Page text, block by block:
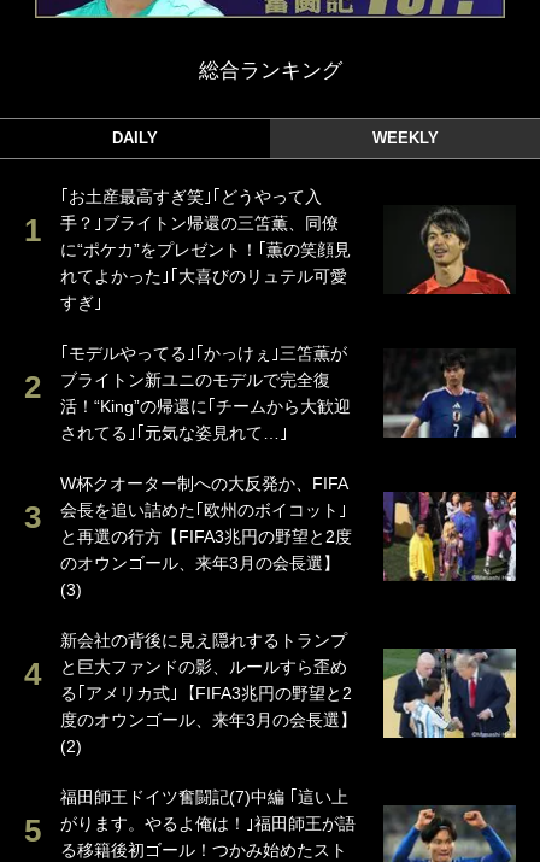
総合ランキング
DAILY WEEKLY
｢お土産最高すぎ笑｣｢どうやって入
手？｣ブライトン帰還の三笘薫、同僚
に“ポケカ”をプレゼント！｢薫の笑顔見
れてよかった｣｢大喜びのリュテル可愛
すぎ｣
｢モデルやってる｣｢かっけぇ｣三笘薫が
ブライトン新ユニのモデルで完全復
活！“King”の帰還に｢チームから大歓迎
されてる｣｢元気な姿見れて…｣
W杯クオーター制への大反発か、FIFA
会長を追い詰めた｢欧州のボイコット｣
と再選の行方【FIFA3兆円の野望と2度
のオウンゴール、来年3月の会長選】
(3)
新会社の背後に見え隠れするトランプ
と巨大ファンドの影、ルールすら歪め
る｢アメリカ式｣【FIFA3兆円の野望と2
度のオウンゴール、来年3月の会長選】
(2)
福田師王ドイツ奮闘記(7)中編 ｢這い上
がります。やるよ俺は！｣福田師王が語
る移籍後初ゴール！つかみ始めたスト